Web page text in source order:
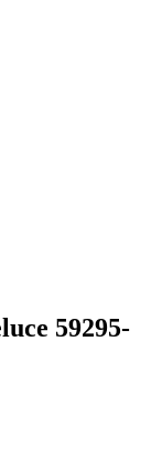
59295-